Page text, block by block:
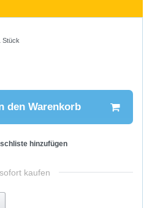
Stück
den Warenkorb
hinzufügen
kaufen